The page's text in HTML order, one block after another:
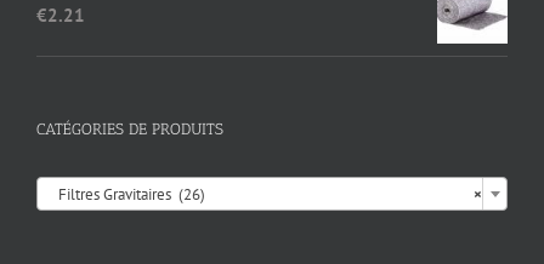
€2.21
CATÉGORIES DE PRODUITS
×
Filtres Gravitaires (26)